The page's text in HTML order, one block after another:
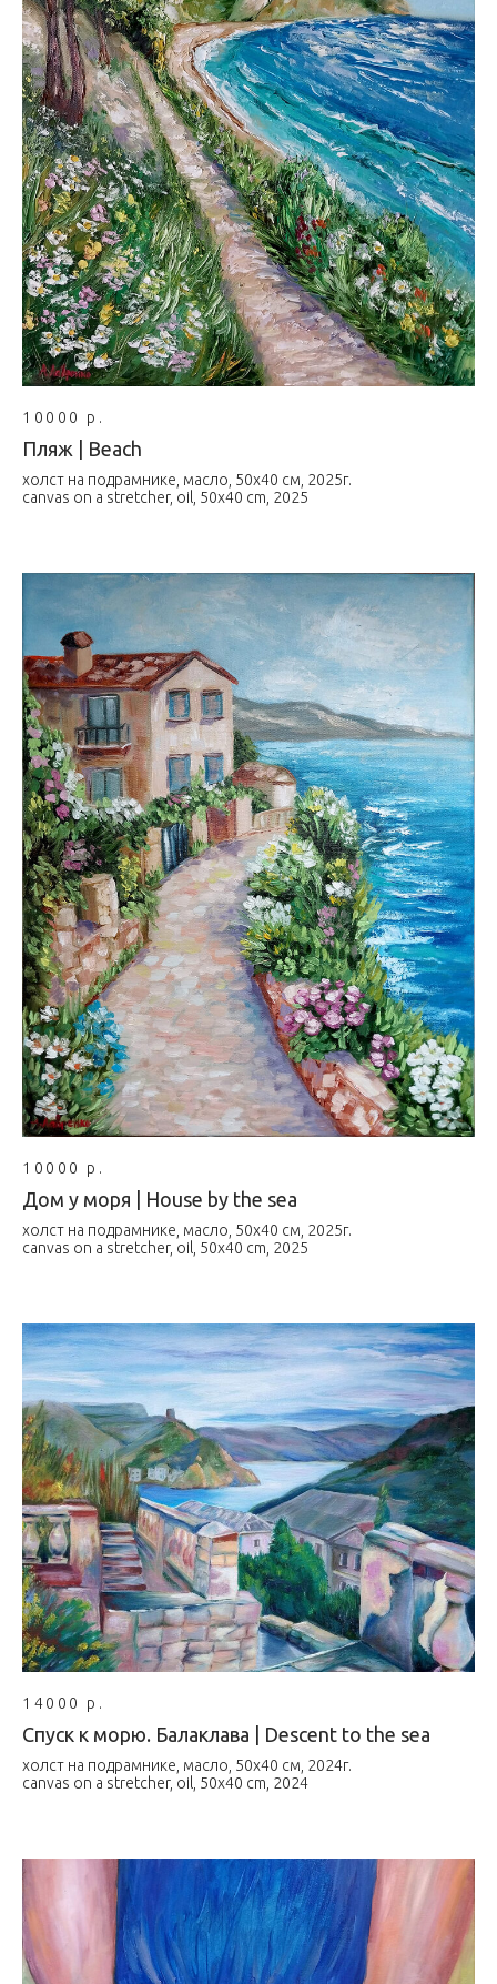
10000 р.
Пляж | Beach
холст на подрамнике, масло, 50х40 см, 2025г.
canvas on a stretcher, oil, 50x40 cm, 2025
10000 р.
Дом у моря | House by the sea
холст на подрамнике, масло, 50х40 см, 2025г.
canvas on a stretcher, oil, 50x40 cm, 2025
14000 р.
Спуск к морю. Балаклава | Descent to the sea
холст на подрамнике, масло, 50х40 см, 2024г.
canvas on a stretcher, oil, 50x40 cm, 2024